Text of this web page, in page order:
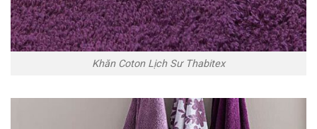
Khăn Coton Lịch Sư Thabitex